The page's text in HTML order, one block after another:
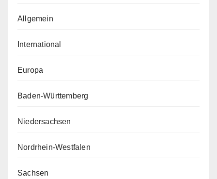
Allgemein
International
Europa
Baden-Württemberg
Niedersachsen
Nordrhein-Westfalen
Sachsen